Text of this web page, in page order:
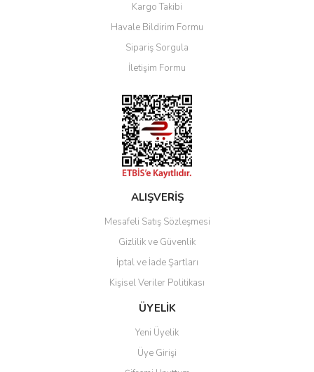
Ürün resmi kalitesiz, bozuk veya görüntülenemiyor.
Ürün açıklamasında eksik bilgiler bulunuyor.
Ürün bilgilerinde hatalar bulunuyor.
Ürün fiyatı diğer sitelerden daha pahalı.
Gönder
Kargo Takibi
Havale Bildirim Formu
Sipariş Sorgula
İletişim Formu
ALIŞVERİŞ
Mesafeli Satış Sözleşmesi
Gizlilik ve Güvenlik
İptal ve İade Şartları
Kişisel Veriler Politikası
ÜYELİK
Yeni Üyelik
Üye Girişi